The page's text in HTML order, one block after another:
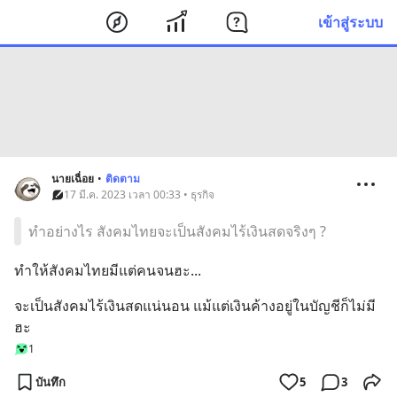
เข้าสู่ระบบ
นายเฉื่อย • ติดตาม
17 มี.ค. 2023 เวลา 00:33 • ธุรกิจ
ทำอย่างไร สังคมไทยจะเป็นสังคมไร้เงินสดจริงๆ ?
ทำให้สังคมไทยมีแต่คนจนฮะ...
จะเป็นสังคมไร้เงินสดแน่นอน แม้แต่เงินค้างอยู่ในบัญชีก็ไม่มี
ฮะ
1
บันทึก 5 3